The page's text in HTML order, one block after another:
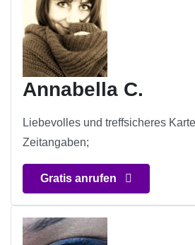
Annabella C.
Liebevolles und treffsicheres
Zeitangaben;
Gratis anrufen